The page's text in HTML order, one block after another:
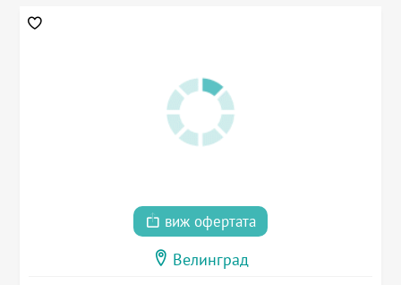
виж офертата
Велинград